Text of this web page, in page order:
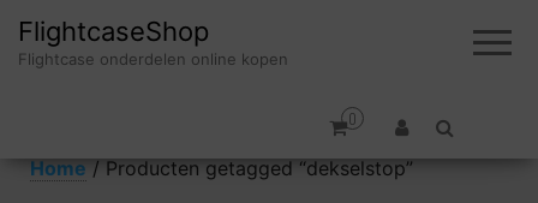
FlightcaseShop
Flightcase onderdelen online kopen
0
Home / Producten getagged “dekselstop”